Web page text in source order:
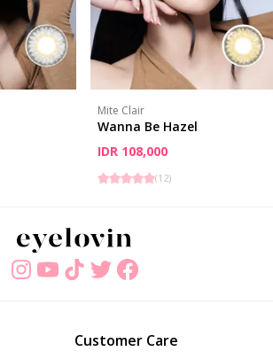
Mite Clair
Wanna Be Hazel
IDR 108,000
(12)
Customer Care